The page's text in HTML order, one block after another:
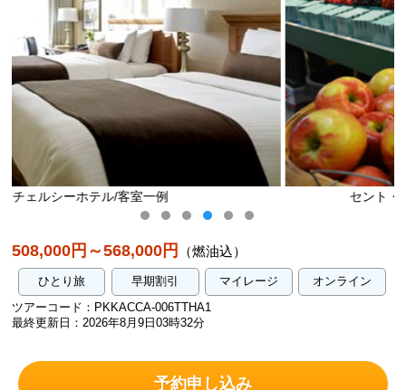
セント・ローレンス・マーケット/イメージ
508,000円～568,000円 （燃油込）
ひとり旅 早期割引 マイレージ
オンライン
ツアーコード：PKKACCA-006TTHA1
最終更新日：2026年8月9日03時32分
予約申し込み